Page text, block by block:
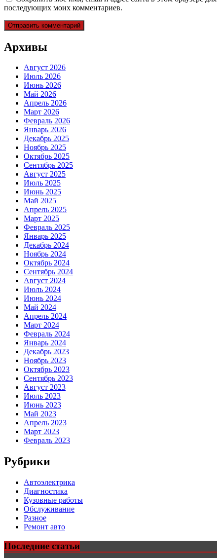
последующих моих комментариев.
Архивы
Август 2026
Июль 2026
Июнь 2026
Май 2026
Апрель 2026
Март 2026
Февраль 2026
Январь 2026
Декабрь 2025
Ноябрь 2025
Октябрь 2025
Сентябрь 2025
Август 2025
Июль 2025
Июнь 2025
Май 2025
Апрель 2025
Март 2025
Февраль 2025
Январь 2025
Декабрь 2024
Ноябрь 2024
Октябрь 2024
Сентябрь 2024
Август 2024
Июль 2024
Июнь 2024
Май 2024
Апрель 2024
Март 2024
Февраль 2024
Январь 2024
Декабрь 2023
Ноябрь 2023
Октябрь 2023
Сентябрь 2023
Август 2023
Июль 2023
Июнь 2023
Май 2023
Апрель 2023
Март 2023
Февраль 2023
Рубрики
Автоэлектрика
Диагностика
Кузовные работы
Обслуживание
Разное
Ремонт авто
Последние статьи